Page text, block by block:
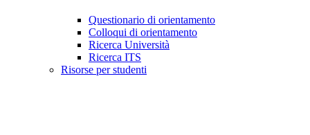
Questionario di orientamento
Colloqui di orientamento
Ricerca Università
Ricerca ITS
Risorse per studenti